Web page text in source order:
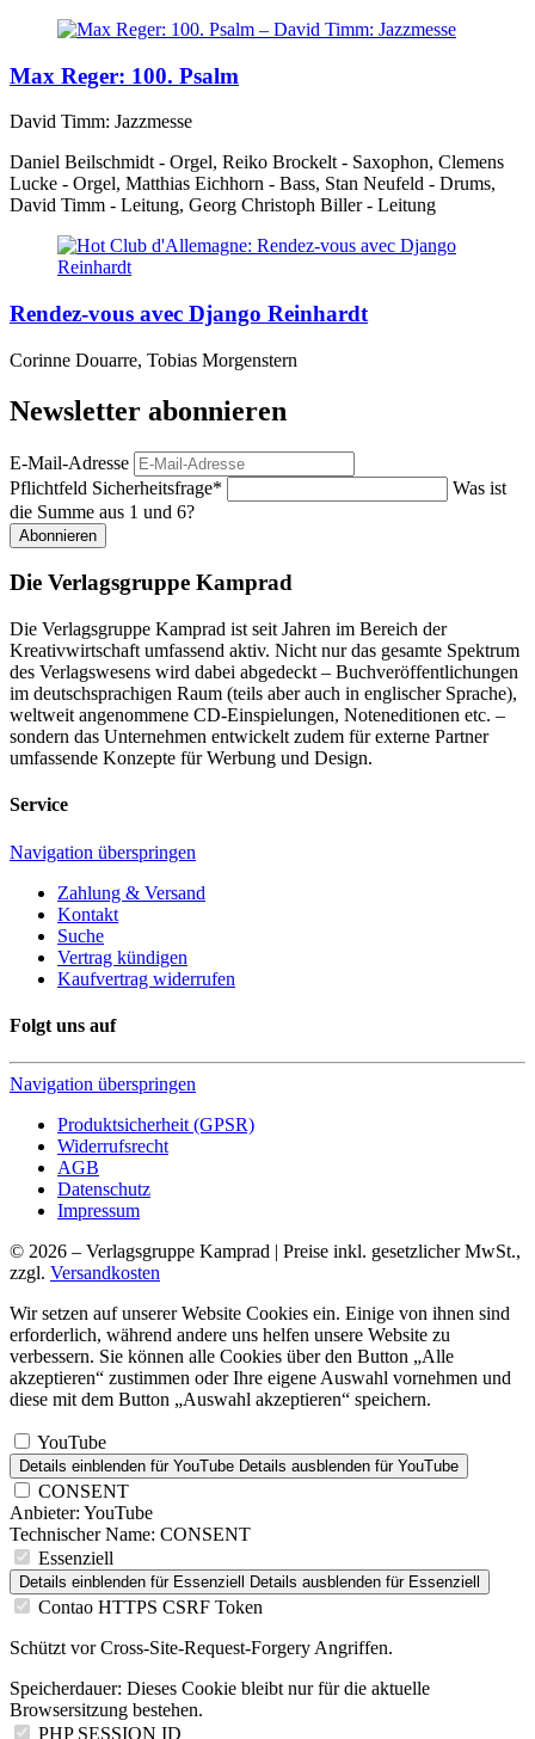
Max Reger: 100. Psalm
David Timm: Jazzmesse
Daniel Beilschmidt - Orgel, Reiko Brockelt - Saxophon, Clemens
Lucke - Orgel, Matthias Eichhorn - Bass, Stan Neufeld - Drums,
David Timm - Leitung, Georg Christoph Biller - Leitung
Rendez-vous avec Django Reinhardt
Corinne Douarre, Tobias Morgenstern
Newsletter abonnieren
E-Mail-Adresse
Pflichtfeld Sicherheitsfrage*
Was ist
die Summe aus 1 und 6?
Abonnieren
Die Verlagsgruppe Kamprad
Die Verlagsgruppe Kamprad ist seit Jahren im Bereich der
Kreativwirtschaft umfassend aktiv. Nicht nur das gesamte Spektrum
des Verlagswesens wird dabei abgedeckt – Buchveröffentlichungen
im deutschsprachigen Raum (teils aber auch in englischer Sprache),
weltweit angenommene CD-Einspielungen, Noteneditionen etc. –
sondern das Unternehmen entwickelt zudem für externe Partner
umfassende Konzepte für Werbung und Design.
Service
Navigation überspringen
Zahlung & Versand
Kontakt
Suche
Vertrag kündigen
Kaufvertrag widerrufen
Folgt uns auf
Navigation überspringen
Produktsicherheit (GPSR)
Widerrufsrecht
AGB
Datenschutz
Impressum
© 2026 – Verlagsgruppe Kamprad | Preise inkl. gesetzlicher MwSt.,
zzgl. Versandkosten
Wir setzen auf unserer Website Cookies ein. Einige von ihnen sind
erforderlich, während andere uns helfen unsere Website zu
verbessern. Sie können alle Cookies über den Button „Alle
akzeptieren“ zustimmen oder Ihre eigene Auswahl vornehmen und
diese mit dem Button „Auswahl akzeptieren“ speichern.
YouTube
Details einblenden für YouTube Details ausblenden für YouTube
CONSENT
Anbieter: YouTube
Technischer Name: CONSENT
Essenziell
Details einblenden für Essenziell Details ausblenden für Essenziell
Contao HTTPS CSRF Token
Schützt vor Cross-Site-Request-Forgery Angriffen.
Speicherdauer: Dieses Cookie bleibt nur für die aktuelle
Browsersitzung bestehen.
PHP SESSION ID